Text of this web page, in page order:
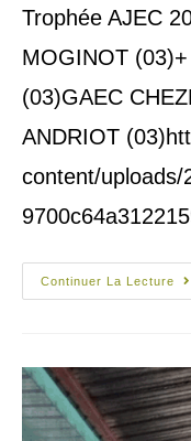
Trophée AJEC
MOGINOT
(03)GAEC
ANDRIOT
content/uploads/
Continuer La Lecture